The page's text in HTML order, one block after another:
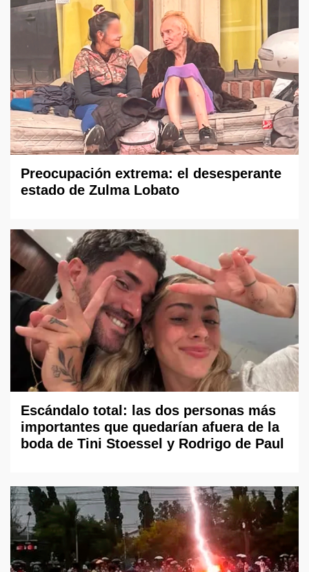
Preocupación extrema: el desesperante
estado de Zulma Lobato
Escándalo total: las dos personas más
importantes que quedarían afuera de la
boda de Tini Stoessel y Rodrigo de Paul